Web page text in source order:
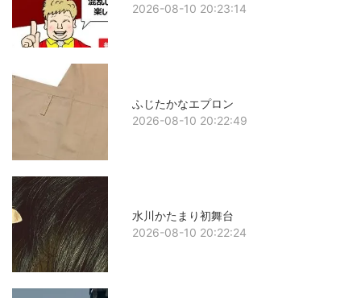
2026-08-10 20:23:14
ふじたかなエプロン
2026-08-10 20:22:49
水川かたまり初舞台
2026-08-10 20:22:24